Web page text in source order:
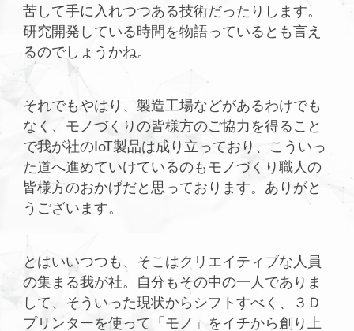
苦して手に入れつつある技術だったりします。
研究開発している時間を物語っているとも言え
るのでしょうかね。
それでもやはり、製造工場などがあるわけでも
なく、モノづくりの皆様方のご協力を得ること
で我が社のIoT製品は成り立っており、こういっ
た道へ進めていけているのもモノづくり職人の
皆様方のおかげだと思っております。ありがと
うございます。
とはいいつつも、そこはクリエイティブな人員
の集まる我が社。自分もその中の一人でありま
して、そういった現状からシフトすべく、３Ｄ
プリンターを使って「モノ」をイチから創り上